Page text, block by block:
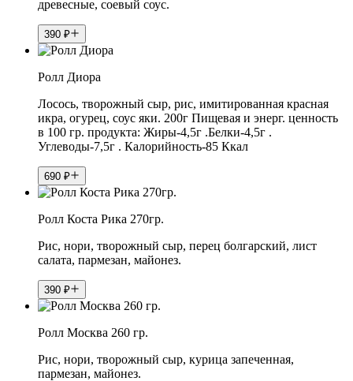
древесные, соевый соус.
390 ₽
Ролл Диора
Лосось, творожный сыр, рис, имитированная красная
икра, огурец, соус яки. 200г Пищевая и энерг. ценность
в 100 гр. продукта: Жиры-4,5г .Белки-4,5г .
Углеводы-7,5г . Калорийность-85 Ккал
690 ₽
Ролл Коста Рика 270гр.
Рис, нори, творожный сыр, перец болгарский, лист
салата, пармезан, майонез.
390 ₽
Ролл Москва 260 гр.
Рис, нори, творожный сыр, курица запеченная,
пармезан, майонез.